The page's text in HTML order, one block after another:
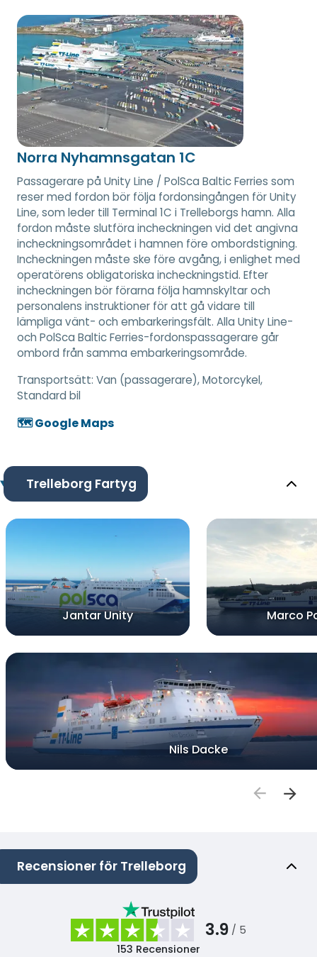
Norra Nyhamnsgatan 1C
Passagerare på Unity Line / PolSca Baltic Ferries som
reser med fordon bör följa fordonsingången för Unity
Line, som leder till Terminal 1C i Trelleborgs hamn. Alla
fordon måste slutföra incheckningen vid det angivna
incheckningsområdet i hamnen före ombordstigning.
Incheckningen måste ske före avgång, i enlighet med
operatörens obligatoriska incheckningstid. Efter
incheckningen bör förarna följa hamnskyltar och
personalens instruktioner för att gå vidare till
lämpliga vänt- och embarkeringsfält. Alla Unity Line-
och PolSca Baltic Ferries-fordonspassagerare går
ombord från samma embarkeringsområde.
Transportsätt: Van (passagerare), Motorcykel,
Standard bil
🗺️ Google Maps
Trelleborg Fartyg
Jantar Unity Marco
Nils Dacke
Recensioner för Trelleborg
3.9 / 5
153 Recensioner